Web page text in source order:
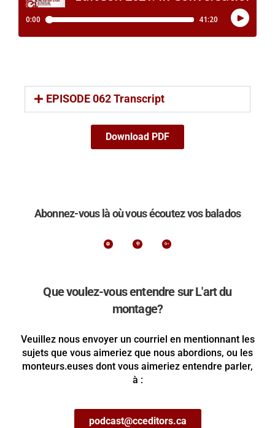
EPISODE 062 Transcript
Download PDF
Abonnez-vous là où vous écoutez vos balados
Que voulez-vous entendre sur L'art du
montage?
Veuillez nous envoyer un courriel en mentionnant les
sujets que vous aimeriez que nous abordions, ou les
monteurs.euses dont vous aimeriez entendre parler,
à :
podcast@cceditors.ca